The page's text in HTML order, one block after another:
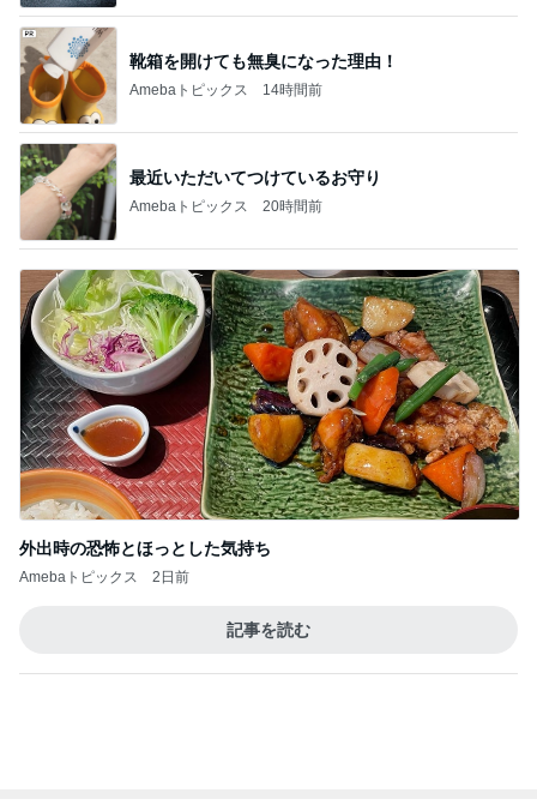
最近いただいてつけているお守り
Amebaトピックス 20時間前
外出時の恐怖とほっとした気持ち
Amebaトピックス 2日前
記事を読む